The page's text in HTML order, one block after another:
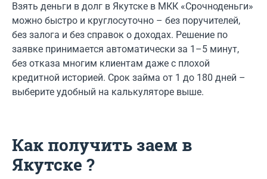
Взять деньги в долг в Якутске в МКК «Срочноденьги»
можно быстро и круглосуточно – без поручителей,
без залога и без справок о доходах. Решение по
заявке принимается автоматически за 1–5 минут,
без отказа многим клиентам даже с плохой
кредитной историей. Срок займа от 1 до 180 дней –
выберите удобный на калькуляторе выше.
Как получить заем в
Якутскe ?